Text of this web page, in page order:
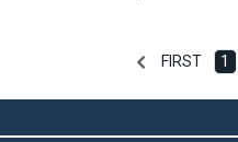
FIRST 1